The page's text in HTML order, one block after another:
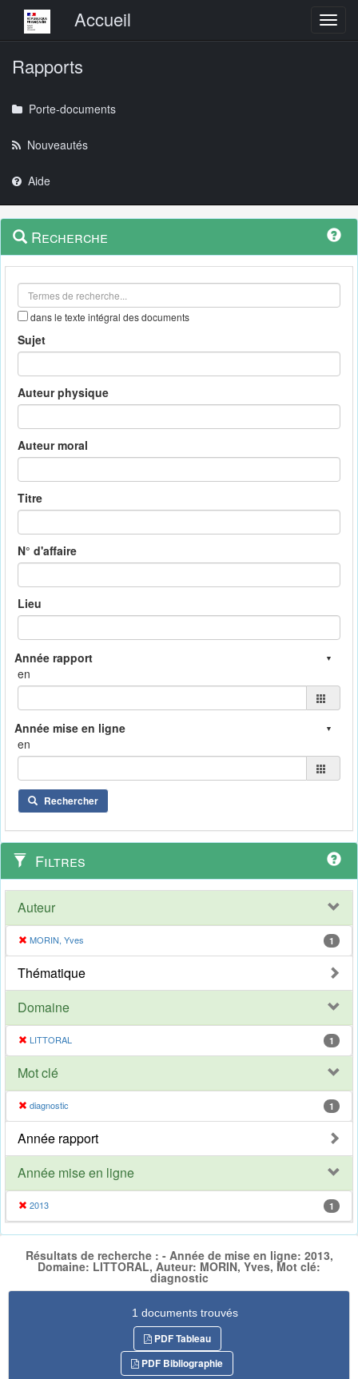
Menu principalAccueil
Rapports
Porte-documents
Nouveautés
Aide
Navigation
outils
Menu
contextuel
Recherche
dans le texte intégral des documents
Sujet
Auteur physique
Auteur moral
Titre
N° d'affaire
Lieu
en
en
Rechercher
Filtres
Auteur
MORIN, Yves 1
Thématique
Domaine
LITTORAL 1
Mot clé
diagnostic 1
Année rapport
Année mise en ligne
2013 1
Résultats de recherche : - Année de mise en ligne: 2013,
Domaine: LITTORAL, Auteur: MORIN, Yves, Mot clé:
diagnostic
1 documents trouvés
PDF Tableau
PDF Bibliographie